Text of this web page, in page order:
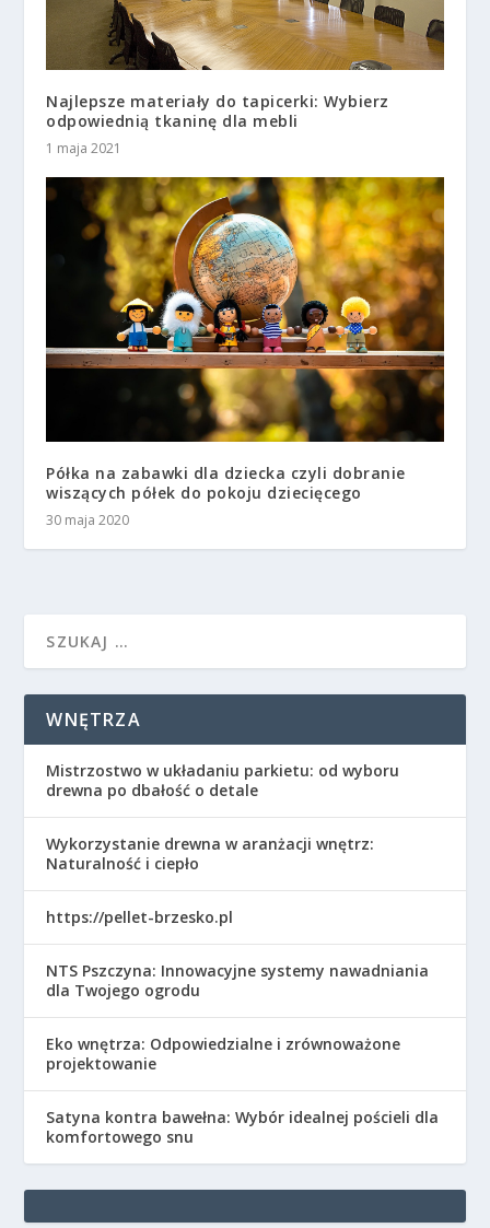
Najlepsze materiały do tapicerki: Wybierz
odpowiednią tkaninę dla mebli
1 maja 2021
Półka na zabawki dla dziecka czyli dobranie
wiszących półek do pokoju dziecięcego
30 maja 2020
WNĘTRZA
Mistrzostwo w układaniu parkietu: od wyboru
drewna po dbałość o detale
Wykorzystanie drewna w aranżacji wnętrz:
Naturalność i ciepło
https://pellet-brzesko.pl
NTS Pszczyna: Innowacyjne systemy nawadniania
dla Twojego ogrodu
Eko wnętrza: Odpowiedzialne i zrównoważone
projektowanie
Satyna kontra bawełna: Wybór idealnej pościeli dla
komfortowego snu